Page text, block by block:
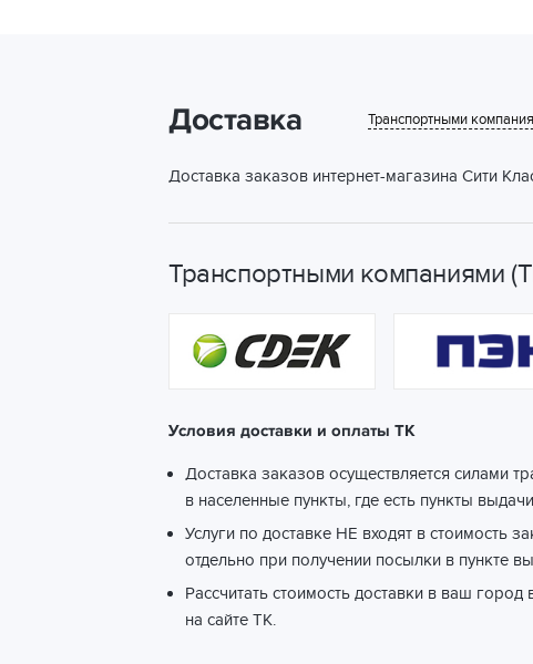
Доставка Транспортными
Доставка заказов интернет-магазина Сити
Транспортными компаниями
Условия доставки и оплаты ТК
Доставка заказов осуществляется силами
в населенные пункты, где есть пункты
Услуги по доставке НЕ входят в стоимость
отдельно при получении посылки в пункте
Рассчитать стоимость доставки в ваш
на сайте ТК.